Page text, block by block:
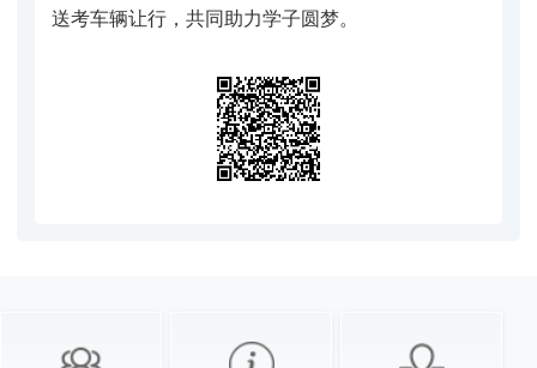
送考车辆让行，共同助力学子圆梦。